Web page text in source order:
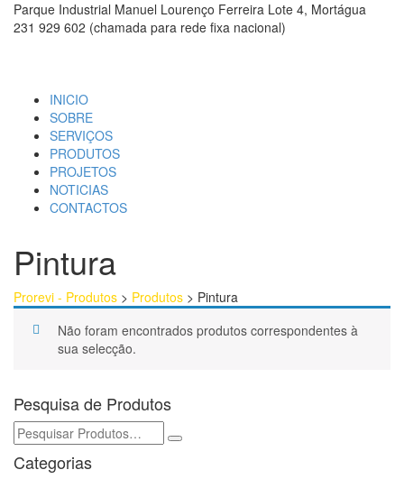
Parque Industrial Manuel Lourenço Ferreira Lote 4, Mortágua
231 929 602 (chamada para rede fixa nacional)
INICIO
SOBRE
SERVIÇOS
PRODUTOS
PROJETOS
NOTICIAS
CONTACTOS
Pintura
Prorevi - Produtos > Produtos > Pintura
Não foram encontrados produtos correspondentes à
sua selecção.
Pesquisa de Produtos
Categorias